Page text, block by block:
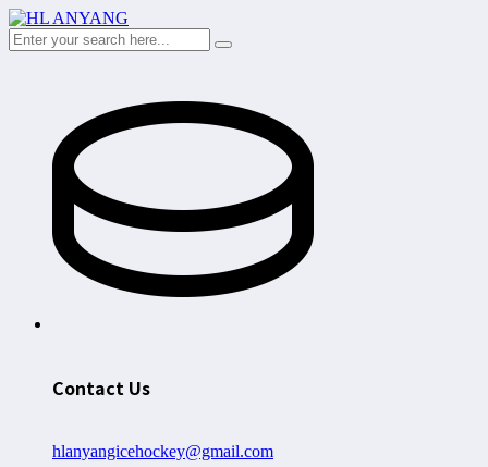
Contact Us
hlanyangicehockey@gmail.com